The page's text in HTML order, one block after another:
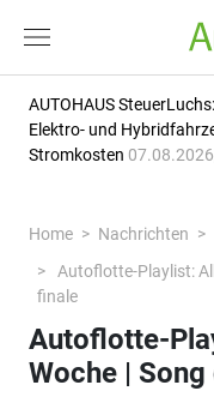
AUTOHAUS
Elektro- und
Stromkosten
Home Nachrichten
Autoflotte-Playlist:
finale
Autoflotte-
Woche |